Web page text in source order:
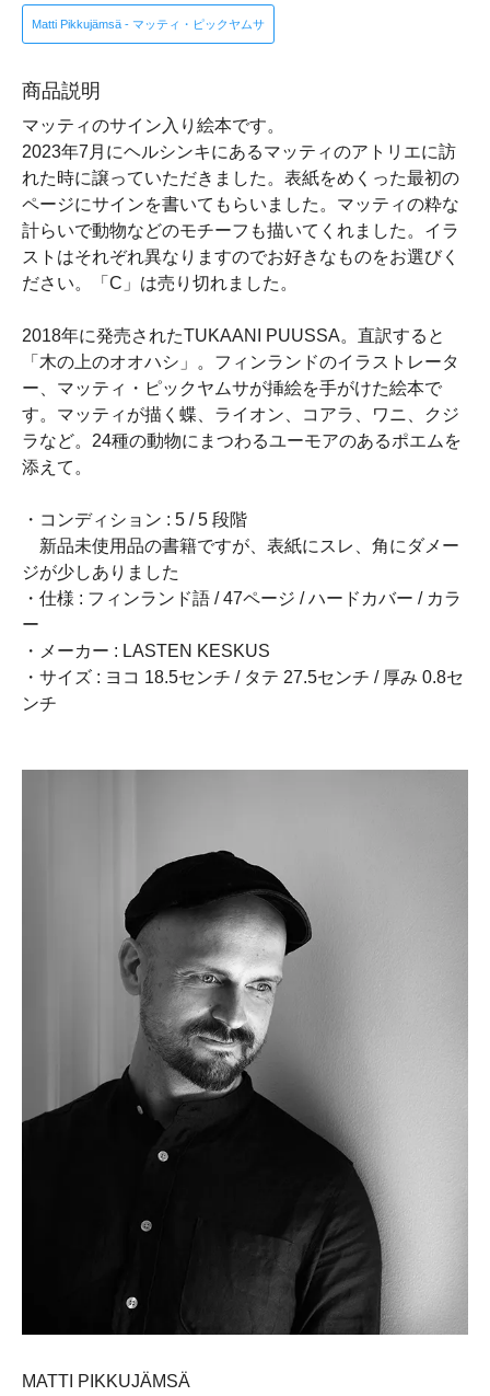
Matti Pikkujämsä - マッティ・ピックヤムサ
商品説明
マッティのサイン入り絵本です。
2023年7月にヘルシンキにあるマッティのアトリエに訪
れた時に譲っていただきました。表紙をめくった最初の
ページにサインを書いてもらいました。マッティの粋な
計らいで動物などのモチーフも描いてくれました。イラ
ストはそれぞれ異なりますのでお好きなものをお選びく
ださい。「C」は売り切れました。
2018年に発売されたTUKAANI PUUSSA。直訳すると
「木の上のオオハシ」。フィンランドのイラストレータ
ー、マッティ・ピックヤムサが挿絵を手がけた絵本で
す。マッティが描く蝶、ライオン、コアラ、ワニ、クジ
ラなど。24種の動物にまつわるユーモアのあるポエムを
添えて。
・コンディション : 5 / 5 段階
新品未使用品の書籍ですが、表紙にスレ、角にダメー
ジが少しありました
・仕様 : フィンランド語 / 47ページ / ハードカバー / カラ
ー
・メーカー : LASTEN KESKUS
・サイズ : ヨコ 18.5センチ / タテ 27.5センチ / 厚み 0.8セ
ンチ
MATTI PIKKUJÄMSÄ